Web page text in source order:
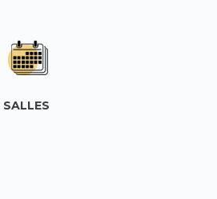
SALLES